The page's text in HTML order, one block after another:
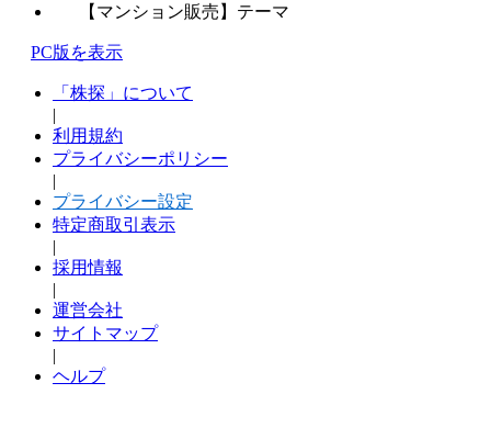
【マンション販売】テーマ
PC版を表示
「株探」について
|
利用規約
プライバシーポリシー
|
プライバシー設定
特定商取引表示
|
採用情報
|
運営会社
サイトマップ
|
ヘルプ